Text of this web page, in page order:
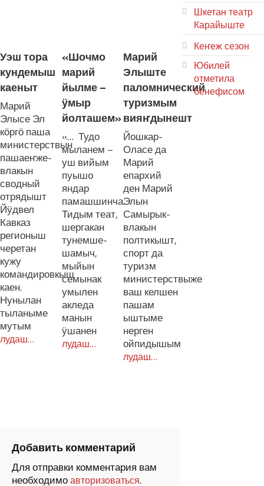
Уэш тора
кундемыш
каеныт
Марий
Элысе Эл
кӧргӧ паша
министерствын
пашаеҥже-
влакын
сводный
отрядышт
Йӱдвел
Кавказ
регионыш
черетан
кужу
командировкыш
каен.
Нунылан
тыланыме
мутым
лудаш…
«Шочмо
марий
йылме –
ӱмыр
йолташем»
«… Тудо
мыланем –
уш вийым
пуышо
яндар
памашшинча.
Тидым теат,
шергакан
тунемше-
шамыч,
мыйын
семынак
умылен
акледа
манын
ӱшанен
лудаш…
Марий
Элыште
паломнический
туризмым
вияҥдынешт
Йошкар-
Оласе да
Марий
епархий
ден Марий
Элын
Самырык-
влакын
полтикышт,
спорт да
туризм
министерствыже
ваш келшен
пашам
ыштыме
нерген
ойпидышым
лудаш…
Добавить комментарий
Для отправки комментария вам
необходимоавторизоваться.
Шкетан театр
Карайыште
Кеҥеж сезон
Юбилей
отметила
бенефисом